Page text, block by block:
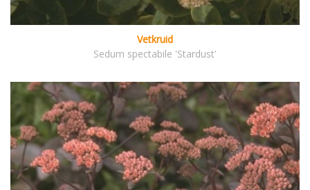
Vetkruid
Sedum spectabile 'Stardust'